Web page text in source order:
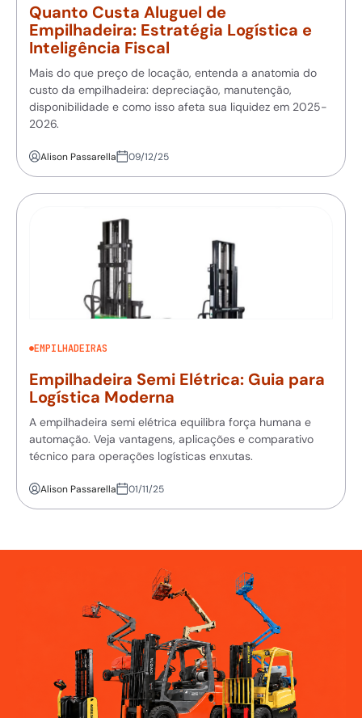
Quanto Custa Aluguel de
Empilhadeira: Estratégia Logística e
Inteligência Fiscal
Mais do que preço de locação, entenda a anatomia do
custo da empilhadeira: depreciação, manutenção,
disponibilidade e como isso afeta sua liquidez em 2025-
2026.
Alison Passarella 09/12/25
EMPILHADEIRAS
Empilhadeira Semi Elétrica: Guia para
Logística Moderna
A empilhadeira semi elétrica equilibra força humana e
automação. Veja vantagens, aplicações e comparativo
técnico para operações logísticas enxutas.
Alison Passarella 01/11/25